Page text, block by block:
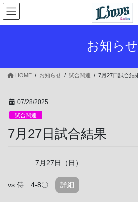
コ
ン
テ
ス
ナ
ビ
ゲ
ン
お知らせ
HOME お知らせ 試合関連 7月27日試合結
07/28/2025
試合関連
7月27日試合結果
7月27日（日）
vs 侍 4-8〇 詳細